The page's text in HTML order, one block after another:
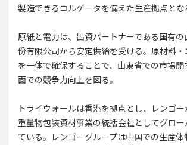
製造できるコルゲータを備えた生産拠点とな
原紙と電力は、出資パートナーである国有
份有限公司から安定供給を受ける。原材料
を一体で確保することで、山東省での市場
面での競争力向上を図る。
トライウォールは香港を拠点とし、レンゴ
重量物包装資材事業の統括会社としてグロー
ている。レンゴーグループは中国での生産